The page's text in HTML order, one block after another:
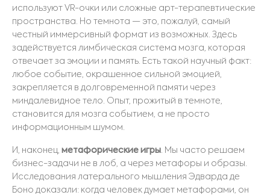
используют VR-очки или сложные арт-терапевтические
пространства. Но темнота — это, пожалуй, самый
честный иммерсивный формат из возможных. Здесь
задействуется лимбическая система мозга, которая
отвечает за эмоции и память. Есть такой научный факт:
любое событие, окрашенное сильной эмоцией,
закрепляется в долговременной памяти через
миндалевидное тело. Опыт, прожитый в темноте,
становится для мозга событием, а не просто
информационным шумом.
И, наконец, метафорические игры . Мы часто решаем
бизнес-задачи не в лоб, а через метафоры и образы.
Исследования латерального мышления Эдварда де
Боно доказали: когда человек думает метафорами , он